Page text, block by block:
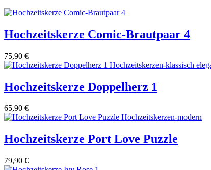
Hochzeitskerze Comic-Brautpaar 4
75,90 €
Hochzeitskerze Doppelherz 1
65,90 €
Hochzeitskerze Port Love Puzzle
79,90 €